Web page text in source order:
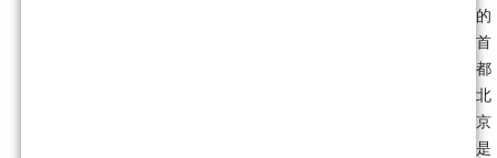
的
首
都
北
京
是